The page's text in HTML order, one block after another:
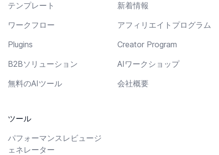
テンプレート
ワークフロー
Plugins
B2Bソリューション
無料のAIツール
ツール
パフォーマンスレビュージ
ェネレーター
新着情報
アフィリエイトプログラム
Creator Program
AIワークショップ
会社概要